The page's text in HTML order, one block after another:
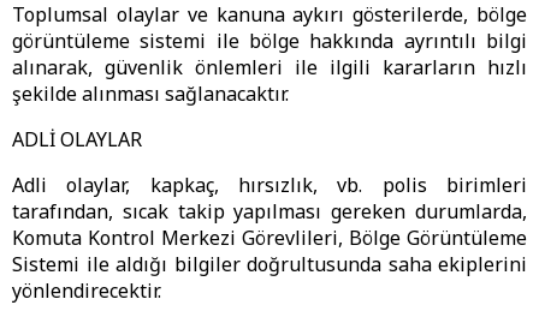
Toplumsal olaylar ve kanuna aykırı gösterilerde, bölge
görüntüleme sistemi ile bölge hakkında ayrıntılı bilgi
alınarak, güvenlik önlemleri ile ilgili kararların hızlı
şekilde alınması sağlanacaktır.
ADLİ OLAYLAR
Adli olaylar, kapkaç, hırsızlık, vb. polis birimleri
tarafından, sıcak takip yapılması gereken durumlarda,
Komuta Kontrol Merkezi Görevlileri, Bölge Görüntüleme
Sistemi ile aldığı bilgiler doğrultusunda saha ekiplerini
yönlendirecektir.